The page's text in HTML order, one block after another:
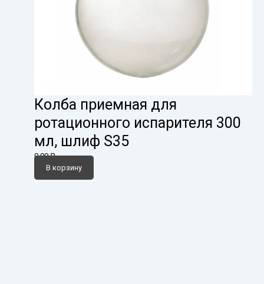
Колба приемная для
ротационного испарителя 300
мл, шлиф S35
0,00₽
В корзину